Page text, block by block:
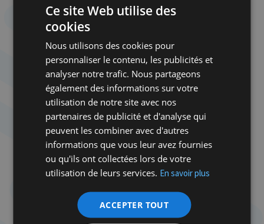
entend convaincre les masses en préférant le
mainstream au pointu, l’idéal doucereux et teinté
de bons sentiments à la perspective du grand soir.
Deux méthodes opposées, donc. D’un côté, la
tentation révolutionnaire et une existence de
guérillero tragiquement interrompue à l’âge de 35
ans. De l’autre, la volonté de devenir un exemple
pour la jeunesse en imposant un message sur le
temps long. Il y a évidemment quelque chose de
touchant dans les trajectoires opposées
empruntées par les deux fils d’Alter Mojsze
Goldman, comme si celles-ci résumaient, au fond,
les deux chemins possibles de l’engagement à
gauche au cours du terrible XXe siècle. Si Pierre est
un révolutionnaire, alors Jean-Jacques est un
social-démocrate. Comment ne pas voir également
Ce site Web utilise des
cookies
Nous utilisons des cookies pour
personnaliser le contenu, les publicités et
analyser notre trafic. Nous partageons
également des informations sur votre
utilisation de notre site avec nos
partenaires de publicité et d'analyse qui
peuvent les combiner avec d'autres
informations que vous leur avez fournies
ou qu'ils ont collectées lors de votre
utilisation de leurs services. En savoir plus
ACCEPTER TOUT